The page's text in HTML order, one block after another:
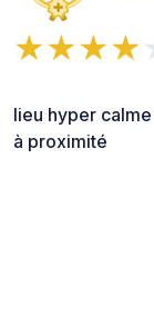
lieu hyper
à proximité